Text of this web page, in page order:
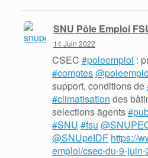
SNU Pôle Emploi
14 Juin 2022
CSEC #poleemploi :
#comptes
support, conditions de
#climatisation des
selections ãgents
#SNU #fsu
@SNUpeIDF https://
emploi/csec-du-9-